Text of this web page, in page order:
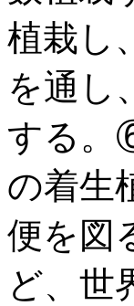
植栽し
を通し
する。
の着生
便を図
ど、世